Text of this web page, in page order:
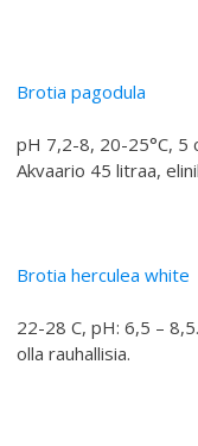
Brotia pagodula
pH 7,2-8, 20-25°C, 5
Akvaario 45 litraa,
Brotia herculea white
22-28 C, pH: 6,5 –
olla rauhallisia.